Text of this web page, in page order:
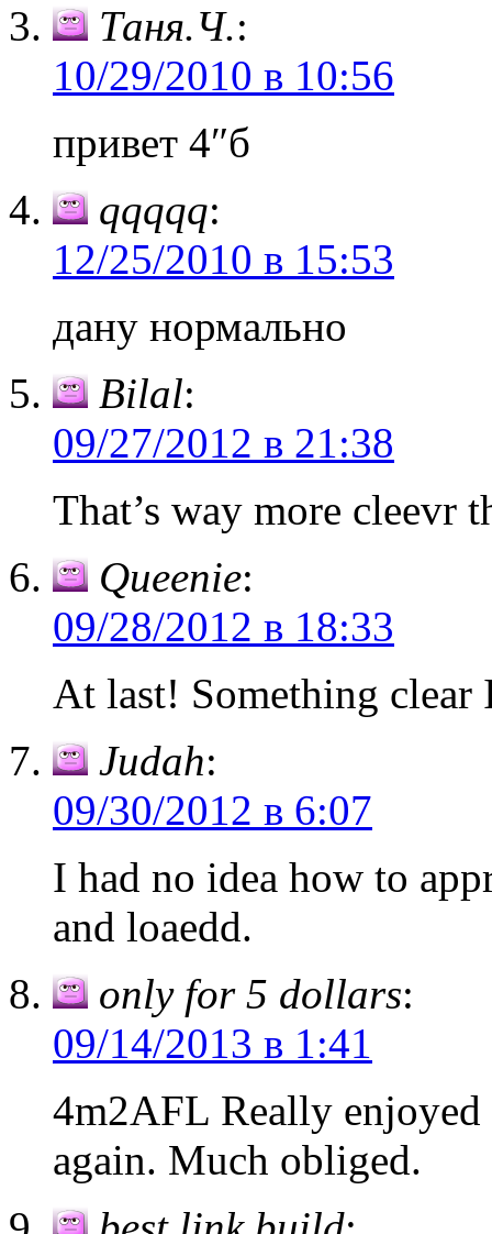
Таня.Ч.:
10/29/2010 в 10:56
привет 4″б
qqqqq:
12/25/2010 в 15:53
дану нормально
Bilal:
09/27/2012 в 21:38
That’s way more cleevr
Queenie:
09/28/2012 в 18:33
At last! Something clear
Judah:
09/30/2012 в 6:07
I had no idea how to
and loaedd.
only for 5 dollars:
09/14/2013 в 1:41
4m2AFL Really
again. Much obliged.